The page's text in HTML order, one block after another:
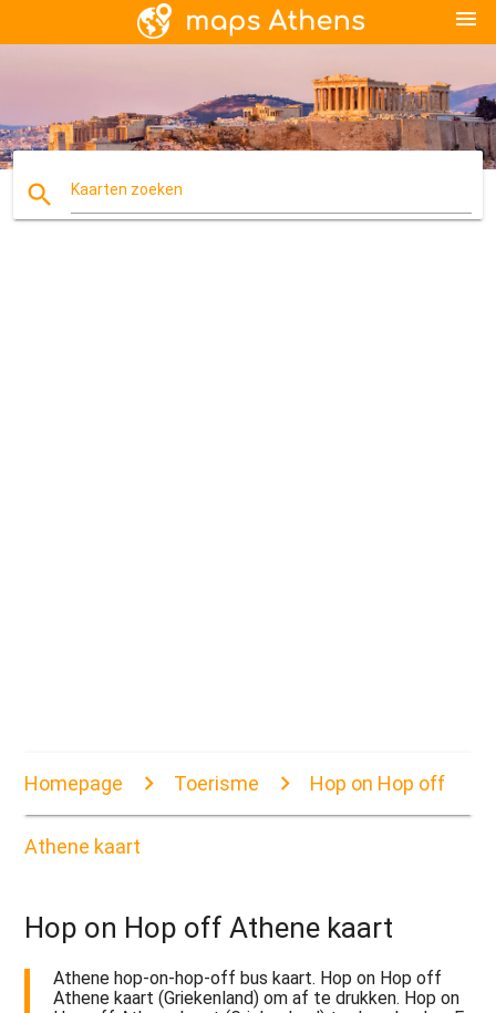
menu
search Kaarten zoeken
Homepage Toerisme Hop on Hop off
Athene kaart
Hop on Hop off Athene kaart
Athene hop-on-hop-off bus kaart. Hop on Hop off
Athene kaart (Griekenland) om af te drukken. Hop on